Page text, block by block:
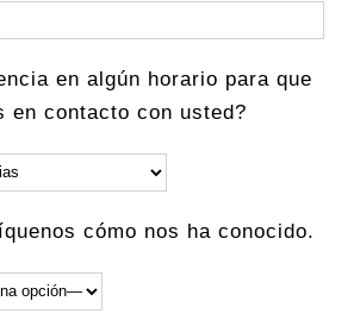
en algún horario para que
en contacto con usted?
cómo nos ha conocido.